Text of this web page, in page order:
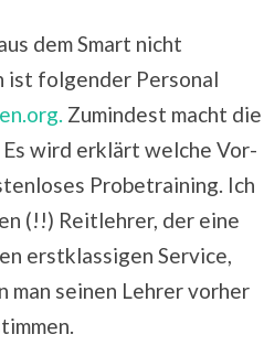
dem Smart nicht
ist folgender Personal
Zumindest macht die
wird erklärt welche Vor-
Probetraining. Ich
(!!) Reitlehrer, der eine
erstklassigen Service,
man seinen Lehrer vorher